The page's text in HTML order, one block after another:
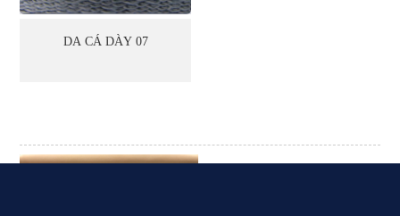
DA CÁ DÀY 07